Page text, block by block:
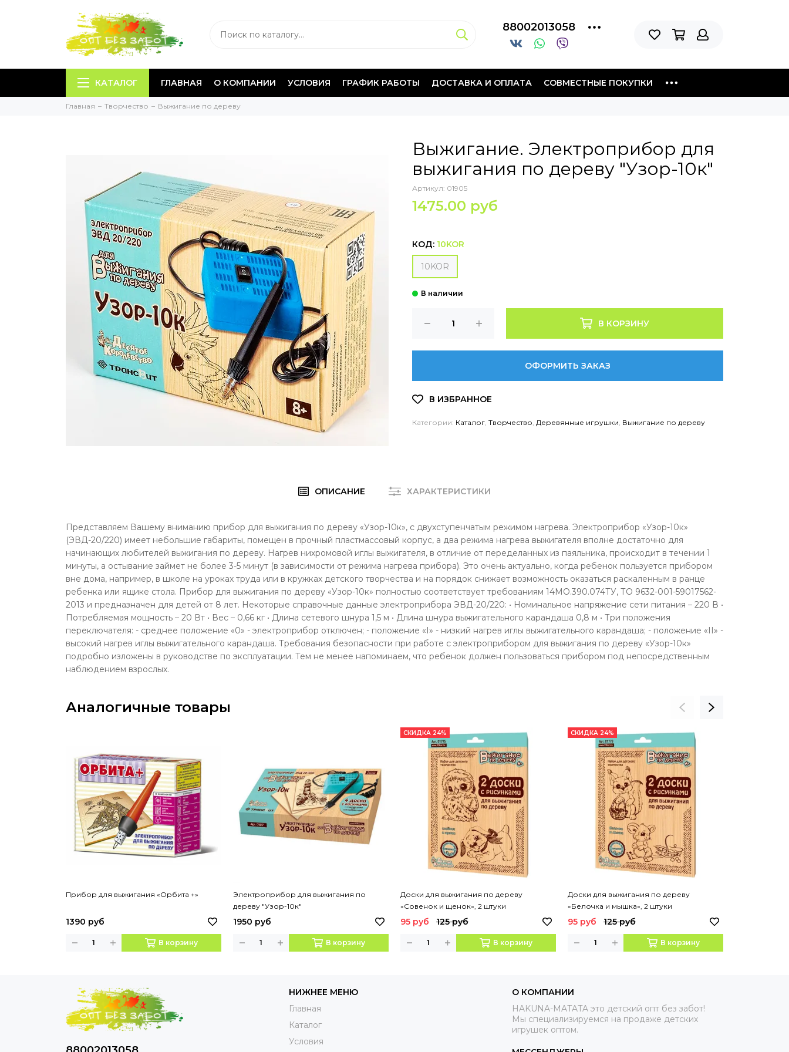
88002013058
КАТАЛОГ ГЛАВНАЯ О КОМПАНИИ УСЛОВИЯ ГРАФИК РАБОТЫ ДОСТАВКА И ОПЛАТА СОВМЕСТНЫЕ ПОКУПКИ
Главная Творчество Выжигание по дереву
Выжигание. Электроприбор для
выжигания по дереву "Узор-10к"
Артикул: 01905
1475.00 руб
КОД: 10KOR
10KOR
В КОРЗИНУ
ОФОРМИТЬ ЗАКАЗ
Категории: Каталог Творчество Деревянные игрушки Выжигание по дереву
ОПИСАНИЕ ХАРАКТЕРИСТИКИ
Представляем Вашему вниманию прибор для выжигания по дереву «Узор-10к», с двухступенчатым режимом нагрева. Электроприбор «Узор-10к»
(ЭВД-20/220) имеет небольшие габариты, помещен в прочный пластмассовый корпус, а два режима нагрева выжигателя вполне достаточно для
начинающих любителей выжигания по дереву. Нагрев нихромовой иглы выжигателя, в отличие от переделанных из паяльника, происходит в течении 1
минуты, а остывание займет не более 3-5 минут (в зависимости от режима нагрева прибора). Это очень актуально, когда ребенок пользуется прибором
вне дома, например, в школе на уроках труда или в кружках детского творчества и на порядок снижает возможность оказаться раскаленным в ранце
ребенка или ящике стола. Прибор для выжигания по дереву «Узор-10к» полностью соответствует требованиям 14МО.390.074ТУ, ТО 9632-001-59017562-
2013 и предназначен для детей от 8 лет. Некоторые справочные данные электроприбора ЭВД-20/220: • Номинальное напряжение сети питания – 220 В •
Потребляемая мощность – 20 Вт • Вес – 0,66 кг • Длина сетевого шнура 1,5 м • Длина шнура выжигательного карандаша 0,8 м • Три положения
переключателя: - среднее положение «0» - электроприбор отключен; - положение «I» - низкий нагрев иглы выжигательного карандаша; - положение «II» -
высокий нагрев иглы выжигательного карандаша. Требования безопасности при работе с электроприбором для выжигания по дереву «Узор-10к»
подробно изложены в руководстве по эксплуатации. Тем не менее напоминаем, что ребенок должен пользоваться прибором под непосредственным
наблюдением взрослых.
Аналогичные товары
Прибор для выжигания «Орбита +»
1390 руб
В корзину
Электроприбор для выжигания по
дереву "Узор-10к"
1950 руб
В корзину
СКИДКА 24%
Доски для выжигания по дереву
«Совенок и щенок», 2 штуки
95 руб 125 руб
В корзину
СКИДКА 24%
Доски для выжигания по дереву
«Белочка и мышка», 2 штуки
95 руб 125 руб
В корзину
НИЖНЕЕ МЕНЮ
Главная
Каталог
Условия
О КОМПАНИИ
HAKUNA-MATATA это детский опт без забот!
Мы специализируемся на продаже детских
игрушек оптом.